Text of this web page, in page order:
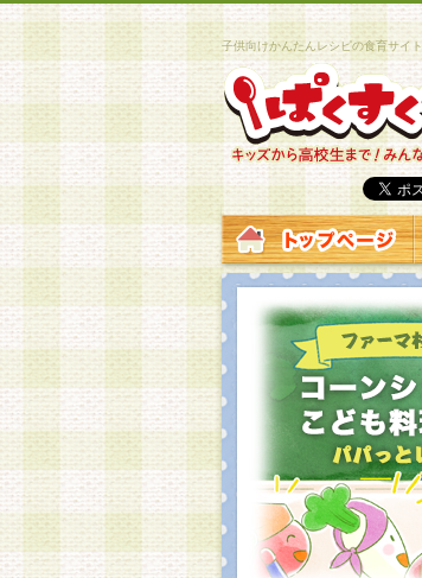
子供向けかんたんレシピの食育サイト